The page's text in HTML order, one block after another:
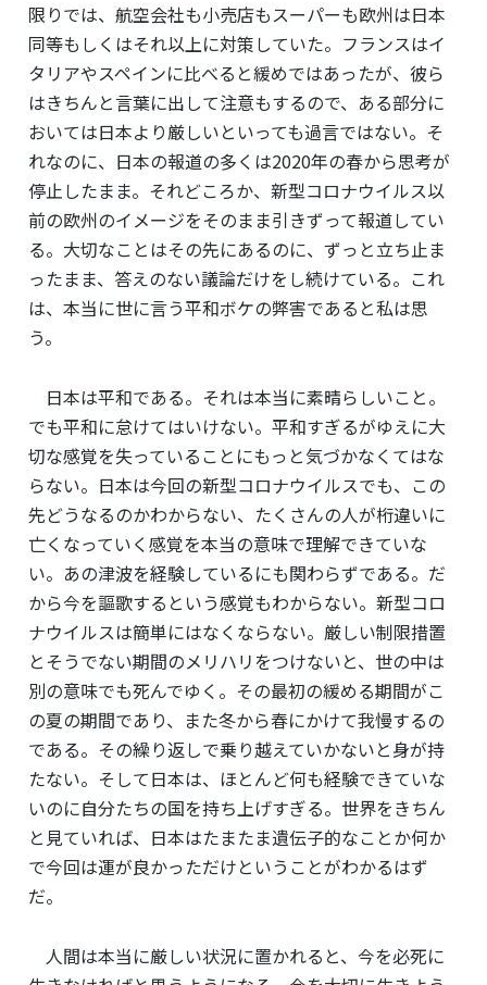
限りでは、航空会社も小売店もスーパーも欧州は日本
同等もしくはそれ以上に対策していた。フランスはイ
タリアやスペインに比べると緩めではあったが、彼ら
はきちんと言葉に出して注意もするので、ある部分に
おいては日本より厳しいといっても過言ではない。そ
れなのに、日本の報道の多くは2020年の春から思考が
停止したまま。それどころか、新型コロナウイルス以
前の欧州のイメージをそのまま引きずって報道してい
る。大切なことはその先にあるのに、ずっと立ち止ま
ったまま、答えのない議論だけをし続けている。これ
は、本当に世に言う平和ボケの弊害であると私は思
う。
日本は平和である。それは本当に素晴らしいこと。
でも平和に怠けてはいけない。平和すぎるがゆえに大
切な感覚を失っていることにもっと気づかなくてはな
らない。日本は今回の新型コロナウイルスでも、この
先どうなるのかわからない、たくさんの人が桁違いに
亡くなっていく感覚を本当の意味で理解できていな
い。あの津波を経験しているにも関わらずである。だ
から今を謳歌するという感覚もわからない。新型コロ
ナウイルスは簡単にはなくならない。厳しい制限措置
とそうでない期間のメリハリをつけないと、世の中は
別の意味でも死んでゆく。その最初の緩める期間がこ
の夏の期間であり、また冬から春にかけて我慢するの
である。その繰り返しで乗り越えていかないと身が持
たない。そして日本は、ほとんど何も経験できていな
いのに自分たちの国を持ち上げすぎる。世界をきちん
と見ていれば、日本はたまたま遺伝子的なことか何か
で今回は運が良かっただけということがわかるはず
だ。
人間は本当に厳しい状況に置かれると、今を必死に